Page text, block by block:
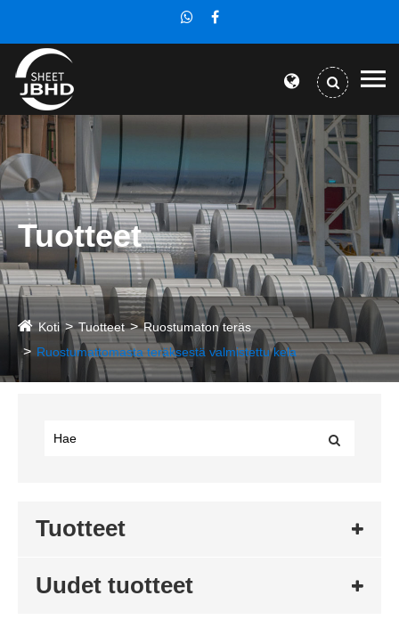
Tuotteet
Koti Tuotteet
Ruostumaton teräs
Ruostumattomasta teräksestä valmistettu kela
Tuotteet
Uudet tuotteet